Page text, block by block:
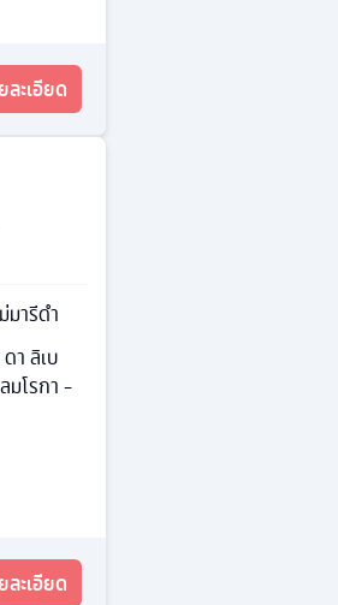
ละเอียด
มารีดำ
า ลิเบ
มโรกา -
ละเอียด